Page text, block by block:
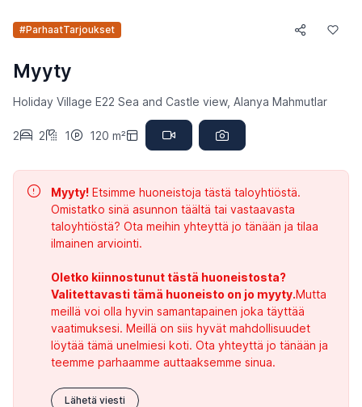
#ParhaatTarjoukset
Myyty
Holiday Village E22 Sea and Castle view, Alanya Mahmutlar
2 2 1 120 m²
Myyty! Etsimme huoneistoja tästä taloyhtiöstä.
Omistatko sinä asunnon täältä tai vastaavasta
taloyhtiöstä? Ota meihin yhteyttä jo tänään ja tilaa
ilmainen arviointi.
Oletko kiinnostunut tästä huoneistosta?
Valitettavasti tämä huoneisto on jo myyty.Mutta
meillä voi olla hyvin samantapainen joka täyttää
vaatimuksesi. Meillä on siis hyvät mahdollisuudet
löytää tämä unelmiesi koti. Ota yhteyttä jo tänään ja
teemme parhaamme auttaaksemme sinua.
Lähetä viesti